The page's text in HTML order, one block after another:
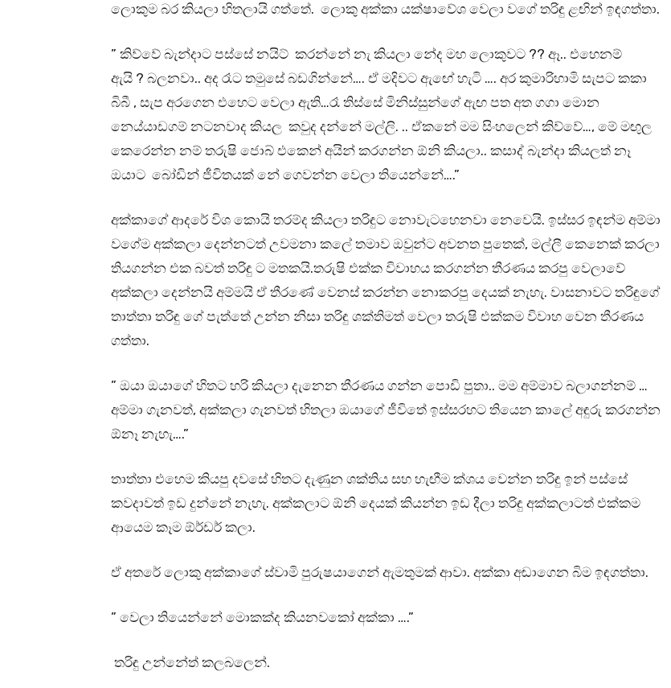
ලොකුම බර කියලා හිතලායි ගත්තේ. ලොකු අක්කා යක්ෂාවේශ වෙලා වගේ තරිඳු ළඟින් ඉඳගත්තා.
” කිව්වේ බැන්දාට පස්සේ නයිට් කරන්නේ නැ කියලා නේද මහ ලොකුවට ?? ඈ.. එහෙනම්
ඇයි ? බලනවා.. අද රෑට තමුසේ බඩගින්නේ…. ඒ මදිවට ඇඟේ හැටි …. අර කුමාරිහාමි සැපට කකා
බිබී , සැප අරගෙන එහෙට වෙලා ඇති…රෑ තිස්සේ මිනිස්සුන්ගේ ඇඟ පත අත ගගා මොන
නෙය්යාඩගම් නටනවාද කියල කවුද දන්නේ මල්ලි. .. ඒකනේ මම සිංහලෙන් කිව්වේ…, මේ මඟුල
කෙරෙන්න නම් තරුෂි ජොබ් එකෙන් අයින් කරගන්න ඕනි කියලා.. කසාද් බැන්දා කියලත් නෑ
ඔයාට බෝඩින් ජීවිතයක් නේ ගෙවන්න වෙලා තියෙන්නේ….”
අක්කාගේ ආදරේ විශ කොයි තරම්ද කියලා තරිඳුට නොවැටහෙනවා නෙවෙයි. ඉස්සර ඉඳන්ම අම්මා
වගේම අක්කලා දෙන්නටත් උවමනා කලේ තමාව ඔවුන්ට අවනත පුතෙක්, මල්ලී කෙනෙක් කරලා
තියගන්න එක බවත් තරිඳු ට මතකයි.තරුෂි එක්ක විවාහය කරගන්න තීරණය කරපු වෙලාවේ
අක්කලා දෙන්නයි අම්මයි ඒ තීරණේ වෙනස් කරන්න නොකරපු දෙයක් නැහැ. වාසනාවට තරිඳුගේ
තාත්තා තරිඳු ගේ පැත්තේ උන්න නිසා තරිඳු ශක්තිමත් වෙලා තරුෂි එක්කම විවාහ වෙන තීරණය
ගත්තා.
” ඔයා ඔයාගේ හිතට හරි කියලා දැනෙන තීරණය ගන්න පොඩි පුතා.. මම අම්මාව බලාගන්නම් …
අම්මා ගැනවත්, අක්කලා ගැනවත් හිතලා ඔයාගේ ජීවිතේ ඉස්සරහට තියෙන කාලේ අඳුරු කරගන්න
ඕනෑ නැහැ….”
තාත්තා එහෙම කියපු දවසේ හිතට දැණුන ශක්තිය සහ හැඟීම ක්ශය වෙන්න තරිඳු ඉන් පස්සේ
කවදාවත් ඉඩ දුන්නේ නැහැ. අක්කලාට ඕනි දෙයක් කියන්න ඉඩ දීලා තරිඳු අක්කලාටත් එක්කම
ආයෙම කෑම ඕර්ඩර් කලා.
ඒ අතරේ ලොකු අක්කාගේ ස්වාමි පුරුෂයාගෙන් ඇමතුමක් ආවා. අක්කා අඬාගෙන බිම ඉඳගත්තා.
” වෙලා තියෙන්නේ මොකක්ද කියනවකෝ අක්කා ….”
තරිඳු උන්නේත් කලබලෙන්.